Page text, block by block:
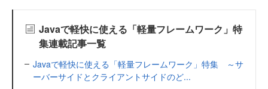
Javaで軽快に使える「軽量フレームワーク」特
集連載記事一覧
Javaで軽快に使える「軽量フレームワーク」特集 ～サ
ーバーサイドとクライアントサイドのど...